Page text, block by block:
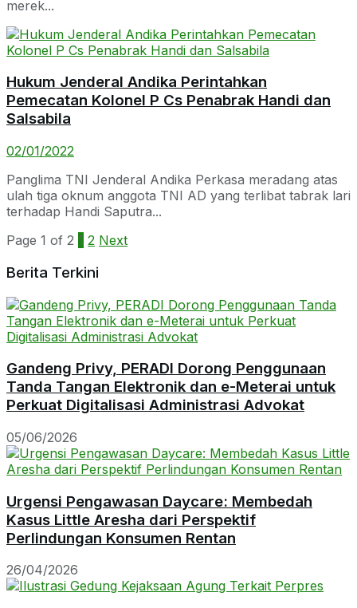
merek...
Hukum Jenderal Andika Perintahkan
Pemecatan Kolonel P Cs Penabrak Handi dan
Salsabila
02/01/2022
Panglima TNI Jenderal Andika Perkasa meradang atas
ulah tiga oknum anggota TNI AD yang terlibat tabrak lari
terhadap Handi Saputra...
Page 1 of 2 1 2 Next
Berita Terkini
Gandeng Privy, PERADI Dorong Penggunaan
Tanda Tangan Elektronik dan e-Meterai untuk
Perkuat Digitalisasi Administrasi Advokat
05/06/2026
Urgensi Pengawasan Daycare: Membedah
Kasus Little Aresha dari Perspektif
Perlindungan Konsumen Rentan
26/04/2026